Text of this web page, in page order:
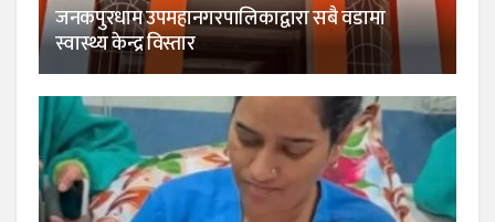
जनकपुरधाम उपमहानगरपालिकाद्वारा सबै वडामा
स्वास्थ्य केन्द्र विस्तार